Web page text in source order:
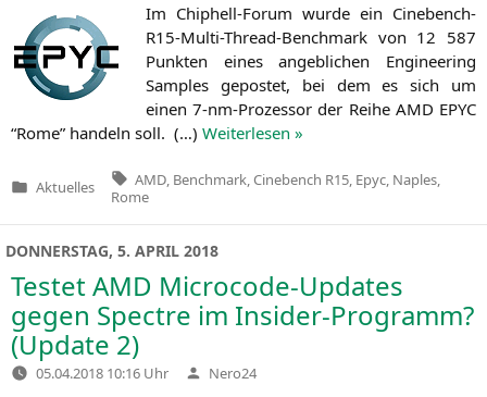
Im Chip­hell-Forum wur­de ein Cine­bench-
R15-Mul­ti-Thread-Bench­mark von 12 587
Punk­ten eines angeb­li­chen Engi­nee­ring
Samples gepos­tet, bei dem es sich um
einen 7‑nm-Pro­zes­sor der Rei­he AMD EPYC
“Rome” han­deln soll. (…) Wei­ter­le­sen »
Veröffentlicht
Aktuelles
Tags:
AMD Benchmark Cinebench R15 Epyc Naples
Rome
DONNERSTAG, 5. APRIL 2018
TestetAMD Microcode-Updates
gegen Spectre im Insider-Programm?
(Update 2)
05.04.2018 10:16 Uhr Verfasst
von
Nero24